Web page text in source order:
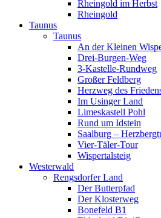
Rheingold im Herbst
Rheingold
Taunus
Taunus
An der Kleinen
Drei-Burgen-Weg
3-Kastelle-Rundweg
Großer Feldberg
Herzweg des
Im Usinger Land
Limeskastell Pohl
Rund um Idstein
Saalburg –
Vier-Täler-Tour
Wispertalsteig
Westerwald
Rengsdorfer Land
Der Butterpfad
Der Klosterweg
Bonefeld B1